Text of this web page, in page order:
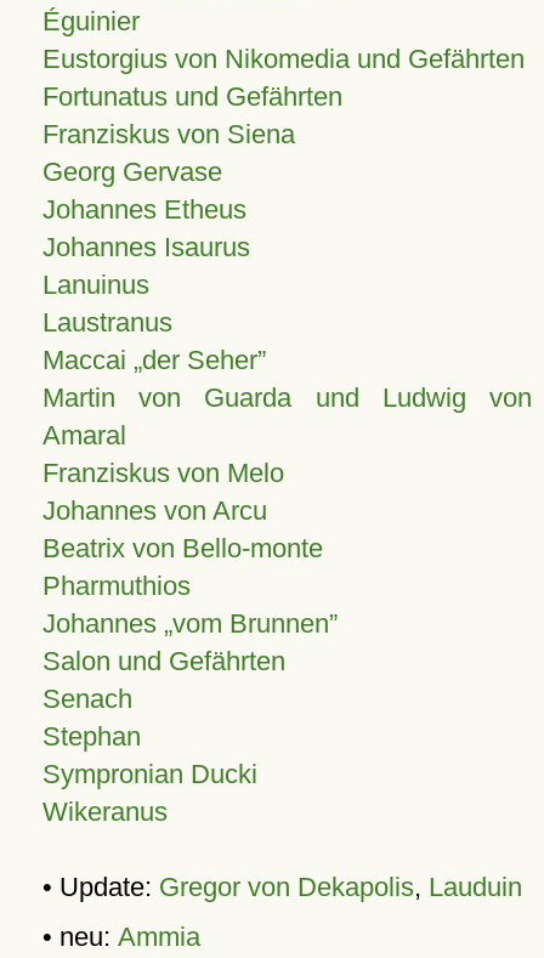
Éguinier
Eustorgius von Nikomedia und Gefährten
Fortunatus und Gefährten
Franziskus von Siena
Georg Gervase
Johannes Etheus
Johannes Isaurus
Lanuinus
Laustranus
Maccai „der Seher”
Martin von Guarda und Ludwig von
Amaral
Franziskus von Melo
Johannes von Arcu
Beatrix von Bello-monte
Pharmuthios
Johannes vom Brunnen
Salon und Gefährten
Senach
Stephan
Sympronian Ducki
Wikeranus
• Update: Gregor von Dekapolis, Lauduin
• neu: Ammia